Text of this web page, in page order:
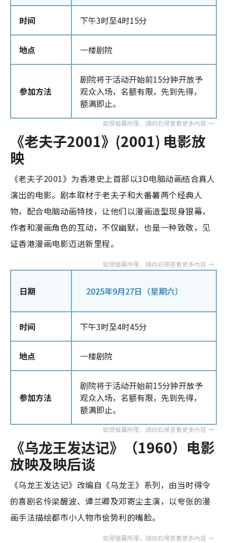
时间 下午3时至4时15分
地点 一楼剧院
参加方法
剧院将于活动开始前15分钟开放予
观众入场，名额有限，先到先得，
额满即止。
《老夫子2001》 (2001) 电影放
映
《老夫子2001》为香港史上首部以3D电脑动画结合真人
演出的电影。剧本取材于老夫子和大番薯两个经典人
物，配合电脑动画特技，让他们以漫画造型现身银幕，
作者和漫画角色的互动，不仅幽默，也是一种致敬，见
证香港漫画电影迈进新里程。
日期 2025年9月27日（星期六）
时间 下午3时至4时45分
地点 一楼剧院
参加方法
剧院将于活动开始前15分钟开放予
观众入场，名额有限，先到先得，
额满即止。
《乌龙王发达记》（1960）电影
放映及映后谈
《乌龙王发达记》改编自《乌龙王》系列，由当时得令
的喜剧名伶梁醒波、谭兰卿及邓寄尘主演，以夸张的漫
画手法描绘都市小人物市侩势利的嘴脸。